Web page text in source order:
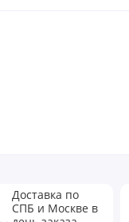
Доставка по
СПБ и Москве в